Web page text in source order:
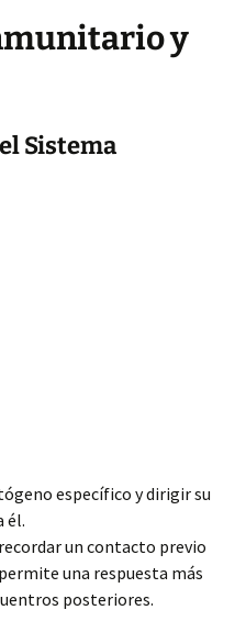
y
Sistema
específico y dirigir su
él.
un contacto previo
una respuesta más
posteriores.